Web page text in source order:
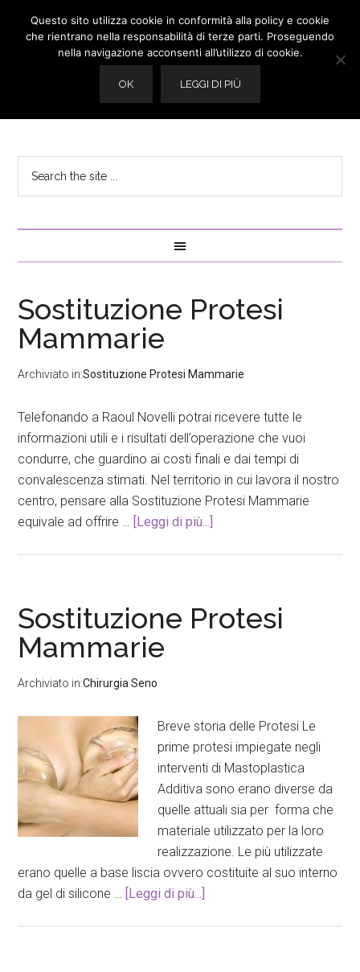
Sostituzione Protesi
Mammarie
Archiviato in:Sostituzione Protesi Mammarie
Telefonando a Raoul Novelli potrai ricevere tutte le
informazioni utili e i risultati dell’operazione che vuoi
condurre, che guardino ai costi finali e dai tempi di
convalescenza stimati. Nel territorio in cui lavora il nostro
centro, pensare alla Sostituzione Protesi Mammarie
equivale ad offrire … [Leggi di più...]
Sostituzione Protesi
Mammarie
Archiviato in:Chirurgia Seno
Breve storia delle Protesi Le
prime protesi impiegate negli
interventi di Mastoplastica
Additiva sono erano diverse da
quelle attuali sia per forma che
materiale utilizzato per la loro
realizzazione. Le più utilizzate
erano quelle a base liscia ovvero costituite al suo interno
da gel di silicone … [Leggi di più...]
Questo sito utilizza cookie in conformità alla policy e cookie
che rientrano nella responsabilità di terze parti. Proseguendo
nella navigazione acconsenti all’utilizzo di cookie.
OK LEGGI DI PIÙ